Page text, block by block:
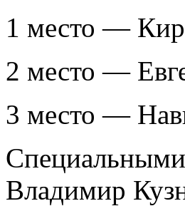
1 место —
2 место —
3 место —
Владимир